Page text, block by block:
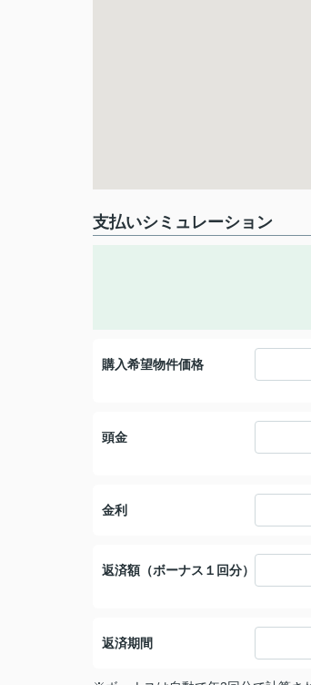
支払いシミュレーション
購入希望物件価格
頭金
金利
返済額（ボーナス１回分）
返済期間